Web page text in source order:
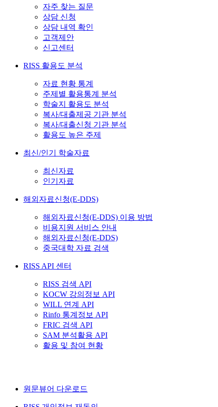
자주 찾는 질문
상담 신청
상담 내역 확인
고객제안
신고센터
RISS 활용도 분석
자료 현황 통계
주제별 활용통계 분석
학술지 활용도 분석
복사/대출제공 기관 분석
복사/대출신청 기관 분석
활용도 높은 주제
최신/인기 학술자료
최신자료
인기자료
해외자료신청(E-DDS)
해외자료신청(E-DDS) 이용 방법
비용지원 서비스 안내
해외자료신청(E-DDS)
중국대학 자료 검색
RISS API 센터
RISS 검색 API
KOCW 강의정보 API
WILL 연계 API
Rinfo 통계정보 API
FRIC 검색 API
SAM 분석활용 API
활용 및 참여 현황
원문뷰어 다운로드